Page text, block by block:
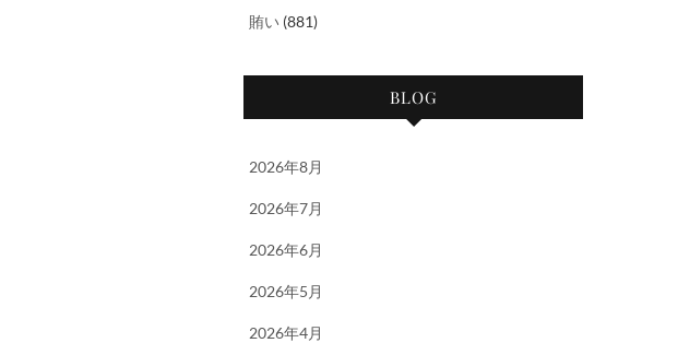
賄い (881)
BLOG
2026年8月
2026年7月
2026年6月
2026年5月
2026年4月